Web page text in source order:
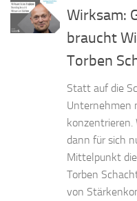
Wirksam:
braucht
Torben
Statt auf die
Unternehmen
konzentrieren.
dann für sich
Mittelpunkt
Torben
von